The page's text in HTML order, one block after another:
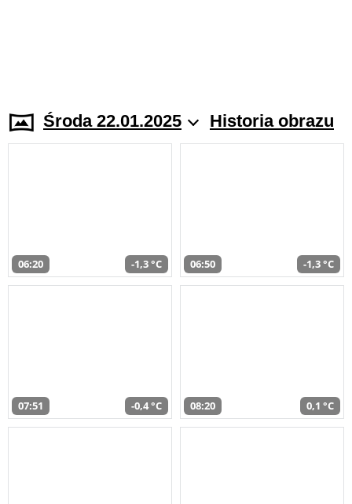
Środa 22.01.2025 Historia obrazu
06:20 -1,3 °C 06:50 -1,3 °C
07:51 -0,4 °C 08:20 0,1 °C